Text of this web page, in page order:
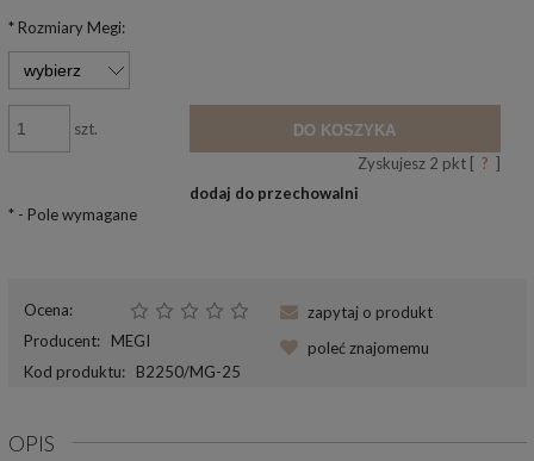
*Rozmiary Megi:
szt. DO KOSZYKA
Zyskujesz 2 pkt [ ? ]
dodaj do przechowalni
*- Pole wymagane
Ocena:
Producent:
MEGI
Kod produktu:
B2250/MG-25
zapytaj o produkt
poleć znajomemu
OPIS